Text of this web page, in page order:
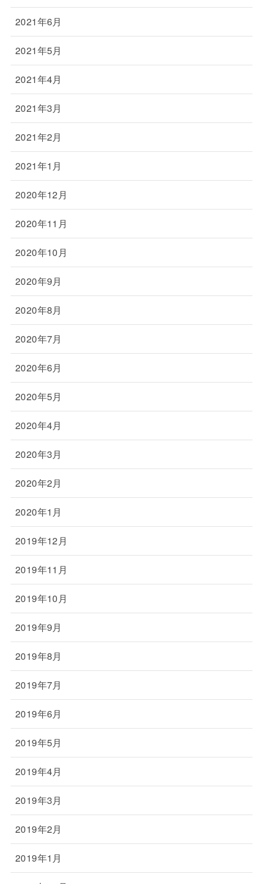
2021年6月
2021年5月
2021年4月
2021年3月
2021年2月
2021年1月
2020年12月
2020年11月
2020年10月
2020年9月
2020年8月
2020年7月
2020年6月
2020年5月
2020年4月
2020年3月
2020年2月
2020年1月
2019年12月
2019年11月
2019年10月
2019年9月
2019年8月
2019年7月
2019年6月
2019年5月
2019年4月
2019年3月
2019年2月
2019年1月